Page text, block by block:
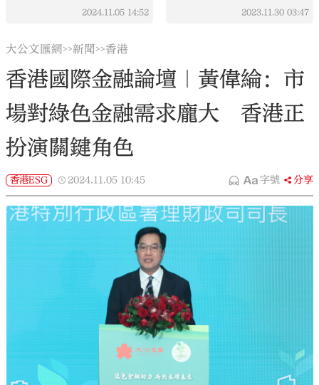
2024.11.05 14:52 2023.11.30 03:47
大公文匯網>>新聞>>香港
香港國際金融論壇｜黃偉綸：市
場對綠色金融需求龐大 香港正
扮演關鍵角色
香港ESG 2024.11.05 10:45 字號 分享